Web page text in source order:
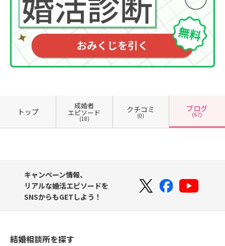
トップ
成婚者
エピソード
(18)
クチコミ
(0)
ブログ
(67)
キャンペーン情報、
リアルな婚活エピソードを
SNSからもGETしよう！
結婚相談所を探す